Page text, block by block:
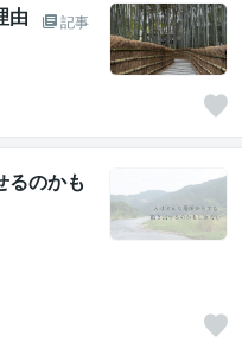
由
記事
るのかも